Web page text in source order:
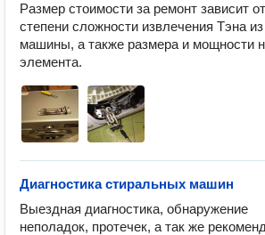
Размер стоимости за ремонт зависит от
степени сложности извлечения Тэна
машины, а также размера и мощности
элемента.
Диагностика стиральных машин
Выездная диагностика, обнаружение
неполадок, протечек, а так же